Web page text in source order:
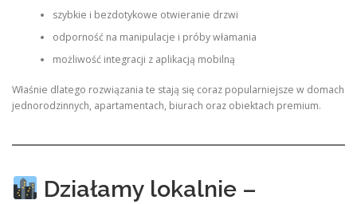
szybkie i bezdotykowe otwieranie drzwi
odporność na manipulacje i próby włamania
możliwość integracji z aplikacją mobilną
Właśnie dlatego rozwiązania te stają się coraz popularniejsze w domach
jednorodzinnych, apartamentach, biurach oraz obiektach premium.
Działamy lokalnie –